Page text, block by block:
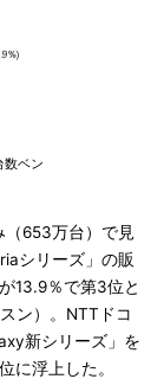
ベン
653万台）で見
シリーズ」の販
13.9％で第3位と
ン）。NTTドコ
新シリーズ」を
に浮上した。